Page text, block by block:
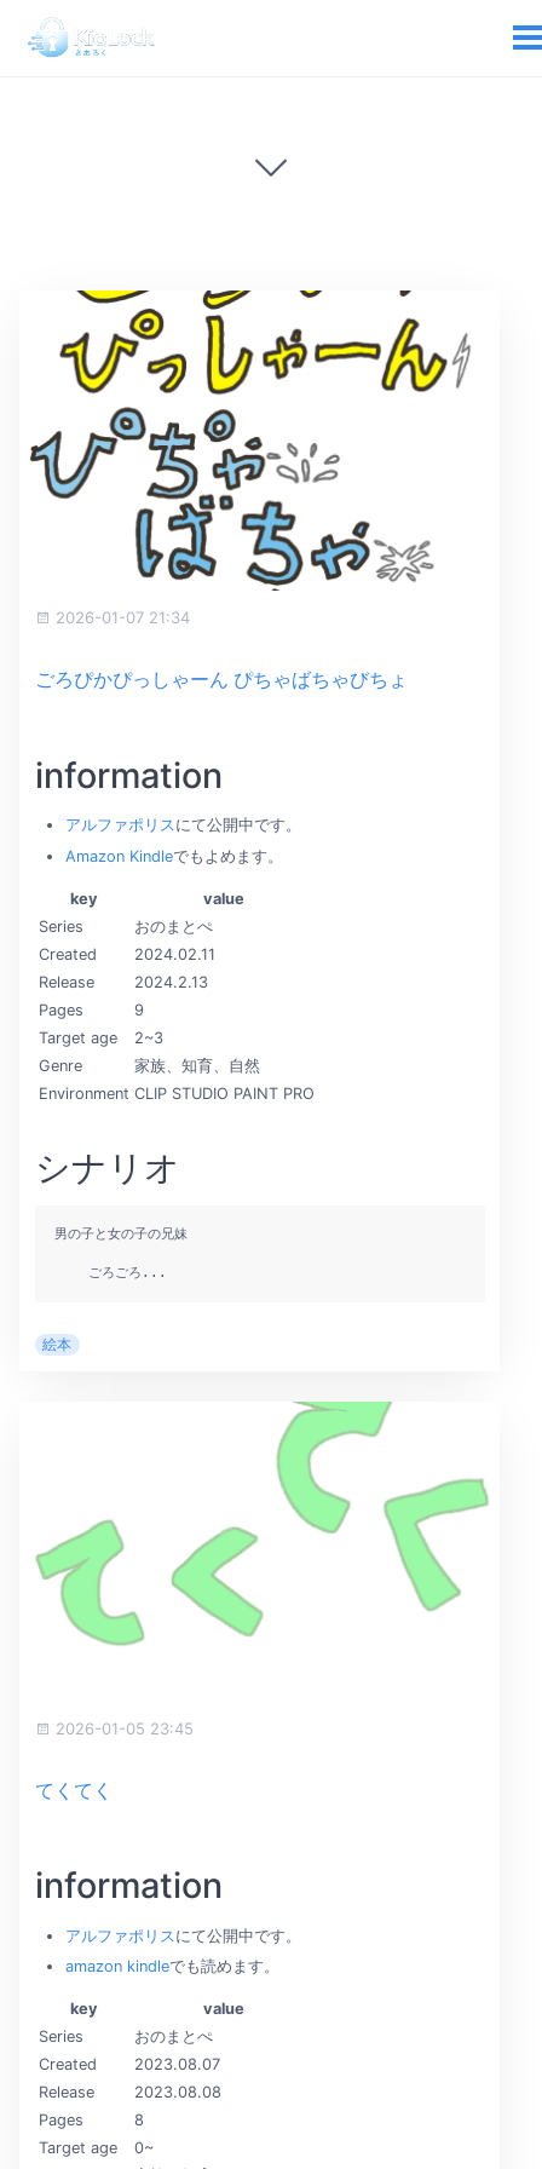
2026-01-07 21:34
ごろぴかぴっしゃーん ぴちゃばちゃびちょ
information
アルファポリスにて公開中です。
Amazon Kindleでもよめます。
key
value
Series
おのまとぺ
Created
2024.02.11
Release
2024.2.13
Pages
9
Target age
2~3
Genre
家族、知育、自然
Environment CLIP STUDIO PAINT PRO
シナリオ
男の子と女の子の兄妹
    ごろごろ...
絵本
2026-01-05 23:45
てくてく
information
アルファポリス にて公開中です。
amazon kindleでも読めます。
key
value
Series
おのまとぺ
Created
2023.08.07
Release
2023.08.08
Pages
8
Target age
0~